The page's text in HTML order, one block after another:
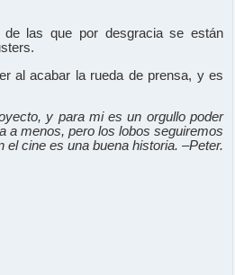
las que por desgracia se están
al acabar la rueda de prensa, y es
y para mi es un orgullo poder
a menos, pero los lobos seguiremos
cine es una buena historia. –Peter.